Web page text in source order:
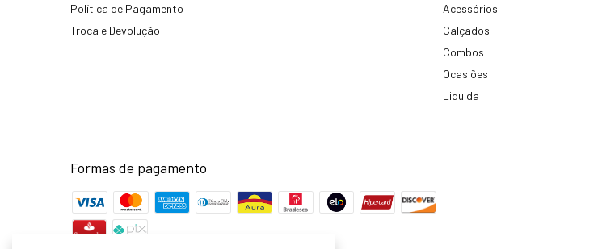
Política de Pagamento
Troca e Devolução
Acessórios
Calçados
Combos
Ocasiões
Liquida
Formas de pagamento